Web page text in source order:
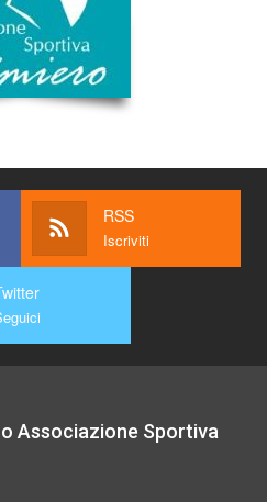
RSS
Iscriviti
Associazione Sportiva